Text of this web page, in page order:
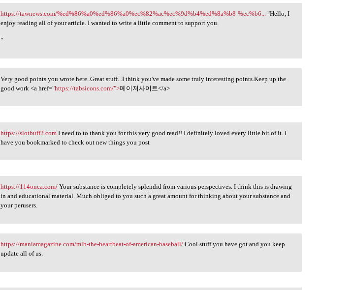
https://tawnews.com/%ed%86%a0
https://tawnews.com/%ed%86%a0%ed%86%a0%ec%82%ac%ec%9d%b4%ed%8a%b8-%ec%b6... "Hello, I
enjoy reading all of your article. I wanted to write a little comment to support you.
"
Very good points you wrote
Very good points you wrote here..Great stuff...I think you've made some truly interesting points.Keep up the
good work <a href="https://tabsicons.com/">메이저사이트</a>
https://slotbuff2.com I need
https://slotbuff2.com I need to to thank you for this very good read!! I definitely loved every little bit of it. I
have you bookmarked to check out new things you post
https://114onca.com/ Your
https://114onca.com/ Your substance is completely splendid from various perspectives. I think this is drawing
in and educational material. Much obliged to you such a great amount for thinking about your substance and
your perusers.
https://maniamagazine.com/mlb
https://maniamagazine.com/mlb-the-heartbeat-of-american-baseball/ Cool stuff you have got and you keep
update all of us.